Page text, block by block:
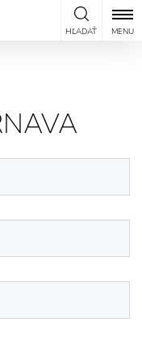
HĽADAŤ MENU